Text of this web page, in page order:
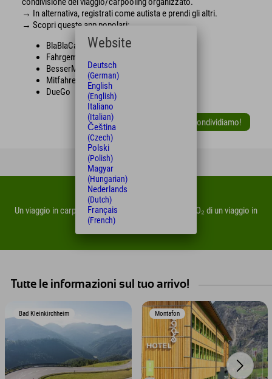
→ In alternativa, registrati come autista e prendi gli altri.
→ Scopri queste app popolari:
BlaBlaCar
Fahrgemeinschaft.de
BesserMitfahren.de
Mitfahren.de
DueGo
Condividiamo!
Lo sapevi che...
Un viaggio in carpooling produce addirittura meno CO₂ di un viaggio in
Tutte le informazioni sul tuo arrivo!
Bad Kleinkirchheim Montafon
Website
Deutsch
(German)
English
(English)
Italiano
(Italian)
Čeština
(Czech)
Polski
(Polish)
Magyar
(Hungarian)
Nederlands
(Dutch)
Français
(French)